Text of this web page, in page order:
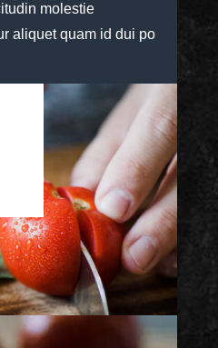
molestie
aliquet quam id dui po